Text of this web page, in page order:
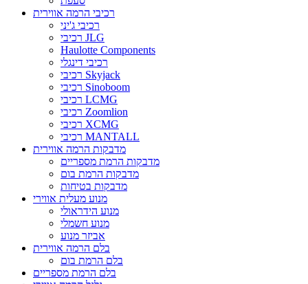
רכיבי הרמה אווירית
רכיבי ג'יני
רכיבי JLG
Haulotte Components
רכיבי דינגלי
רכיבי Skyjack
רכיבי Sinoboom
רכיבי LCMG
רכיבי Zoomlion
רכיבי XCMG
רכיבי MANTALL
מדבקות הרמה אווירית
מדבקות הרמת מספריים
מדבקות הרמת בום
מדבקות בטיחות
מנוע מעלית אווירי
מנוע הידראולי
מנוע חשמלי
אביזר מנוע
בלם הרמה אווירית
בלם הרמת בום
בלם הרמת מספריים